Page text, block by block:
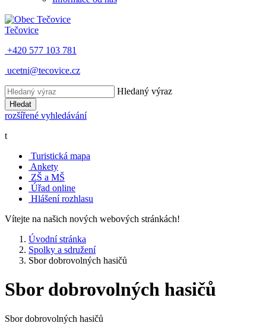
Tečovice
+420 577 103 781
ucetni@tecovice.cz
Hledaný výraz
Hledat
rozšířené vyhledávání
t
Turistická mapa
Ankety
ZŠ a MŠ
Úřad online
Hlášení rozhlasu
Vítejte na našich nových webových stránkách!
Úvodní stránka
Spolky a sdružení
Sbor dobrovolných hasičů
Sbor dobrovolných hasičů
Sbor dobrovolných hasičů